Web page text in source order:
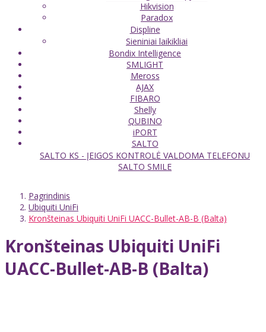
Hikvision
Paradox
Displine
Sieniniai laikikliai
Bondix Intelligence
SMLIGHT
Meross
AJAX
FIBARO
Shelly
QUBINO
iPORT
SALTO
SALTO KS - ĮEIGOS KONTROLĖ VALDOMA TELEFONU
SALTO SMILE
Pagrindinis
Ubiquiti UniFi
Kronšteinas Ubiquiti UniFi UACC-Bullet-AB-B (Balta)
Kronšteinas Ubiquiti UniFi
UACC-Bullet-AB-B (Balta)